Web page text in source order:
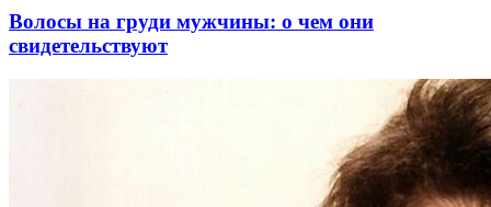
Волосы на груди мужчины: о чем они
свидетельствуют